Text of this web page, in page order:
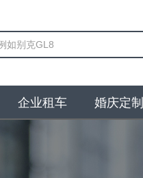
企业租车 婚庆定制